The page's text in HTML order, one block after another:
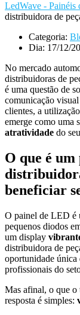
LedWave - Painéis
distribuidora de
Categoria:
Dia: 17/12/
No mercado
distribuidoras de
é uma questão de
comunicação
clientes, a
emerge como uma
atratividade do
O que é
beneficiar
O painel de LED é
pequenos diodos
um display
distribuidora de
oportunidade única
profissionais do
Mas afinal, o que o
resposta é simples: